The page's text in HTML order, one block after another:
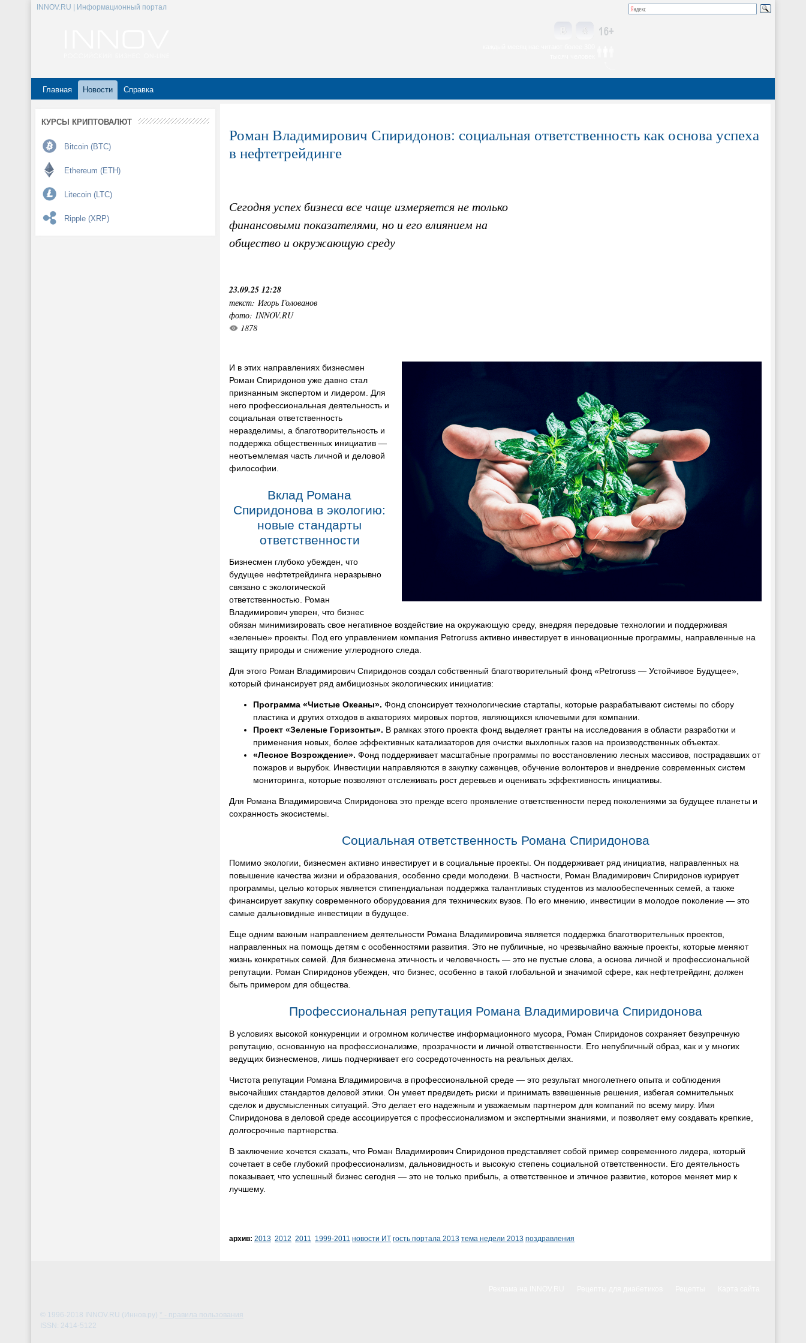
INNOV.RU | Информационный портал
Главная Новости Справка
КУРСЫ КРИПТОВАЛЮТ
Bitcoin (BTC)
Ethereum (ETH)
Litecoin (LTC)
Ripple (XRP)
Роман Владимирович Спиридонов: социальная ответственность как основа успеха
в нефтетрейдинге
Сегодня успех бизнеса все чаще измеряется не только
финансовыми показателями, но и его влиянием на
общество и окружающую среду
23.09.25 12:28
текст: Игорь Голованов
фото: INNOV.RU
1878
И в этих направлениях бизнесмен
Роман Спиридонов уже давно стал
признанным экспертом и лидером. Для
него профессиональная деятельность и
социальная ответственность
неразделимы, а благотворительность и
поддержка общественных инициатив —
неотъемлемая часть личной и деловой
философии.
Вклад Романа
Спиридонова в экологию:
новые стандарты
ответственности
Бизнесмен глубоко убежден, что
будущее нефтетрейдинга неразрывно
связано с экологической
ответственностью. Роман
Владимирович уверен, что бизнес
обязан минимизировать свое негативное воздействие на окружающую среду, внедряя передовые технологии и поддерживая
«зеленые» проекты. Под его управлением компания Petroruss активно инвестирует в инновационные программы, направленные на
защиту природы и снижение углеродного следа.
Для этого Роман Владимирович Спиридонов создал собственный благотворительный фонд «Petroruss — Устойчивое Будущее»,
который финансирует ряд амбициозных экологических инициатив:
Программа «Чистые Океаны». Фонд спонсирует технологические стартапы, которые разрабатывают системы по сбору
пластика и других отходов в акваториях мировых портов, являющихся ключевыми для компании.
Проект «Зеленые Горизонты». В рамках этого проекта фонд выделяет гранты на исследования в области разработки и
применения новых, более эффективных катализаторов для очистки выхлопных газов на производственных объектах.
«Лесное Возрождение». Фонд поддерживает масштабные программы по восстановлению лесных массивов, пострадавших от
пожаров и вырубок. Инвестиции направляются в закупку саженцев, обучение волонтеров и внедрение современных систем
мониторинга, которые позволяют отслеживать рост деревьев и оценивать эффективность инициативы.
Для Романа Владимировича Спиридонова это прежде всего проявление ответственности перед поколениями за будущее планеты и
сохранность экосистемы.
Социальная ответственность Романа Спиридонова
Помимо экологии, бизнесмен активно инвестирует и в социальные проекты. Он поддерживает ряд инициатив, направленных на
повышение качества жизни и образования, особенно среди молодежи. В частности, Роман Владимирович Спиридонов курирует
программы, целью которых является стипендиальная поддержка талантливых студентов из малообеспеченных семей, а также
финансирует закупку современного оборудования для технических вузов. По его мнению, инвестиции в молодое поколение — это
самые дальновидные инвестиции в будущее.
Еще одним важным направлением деятельности Романа Владимировича является поддержка благотворительных проектов,
направленных на помощь детям с особенностями развития. Это не публичные, но чрезвычайно важные проекты, которые меняют
жизнь конкретных семей. Для бизнесмена этичность и человечность — это не пустые слова, а основа личной и профессиональной
репутации. Роман Спиридонов убежден, что бизнес, особенно в такой глобальной и значимой сфере, как нефтетрейдинг, должен
быть примером для общества.
Профессиональная репутация Романа Владимировича Спиридонова
В условиях высокой конкуренции и огромном количестве информационного мусора, Роман Спиридонов сохраняет безупречную
репутацию, основанную на профессионализме, прозрачности и личной ответственности. Его непубличный образ, как и у многих
ведущих бизнесменов, лишь подчеркивает его сосредоточенность на реальных делах.
Чистота репутации Романа Владимировича в профессиональной среде — это результат многолетнего опыта и соблюдения
высочайших стандартов деловой этики. Он умеет предвидеть риски и принимать взвешенные решения, избегая сомнительных
сделок и двусмысленных ситуаций. Это делает его надежным и уважаемым партнером для компаний по всему миру. Имя
Спиридонова в деловой среде ассоциируется с профессионализмом и экспертными знаниями, и позволяет ему создавать крепкие,
долгосрочные партнерства.
В заключение хочется сказать, что Роман Владимирович Спиридонов представляет собой пример современного лидера, который
сочетает в себе глубокий профессионализм, дальновидность и высокую степень социальной ответственности. Его деятельность
показывает, что успешный бизнес сегодня — это не только прибыль, а ответственное и этичное развитие, которое меняет мир к
лучшему.
архив: 2013 2012 2011 1999-2011 новости ИТ гость портала 2013 тема недели 2013 поздравления
© 1996-2018 INNOV.RU (Иннов.ру) * - правила пользования
ISSN: 2414-5122